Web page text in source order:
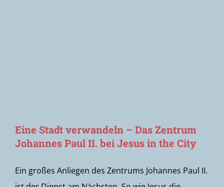
Eine Stadt verwandeln – Das Zentrum
Johannes Paul II. bei Jesus in the City
Ein großes Anliegen des Zentrums Johannes Paul II.